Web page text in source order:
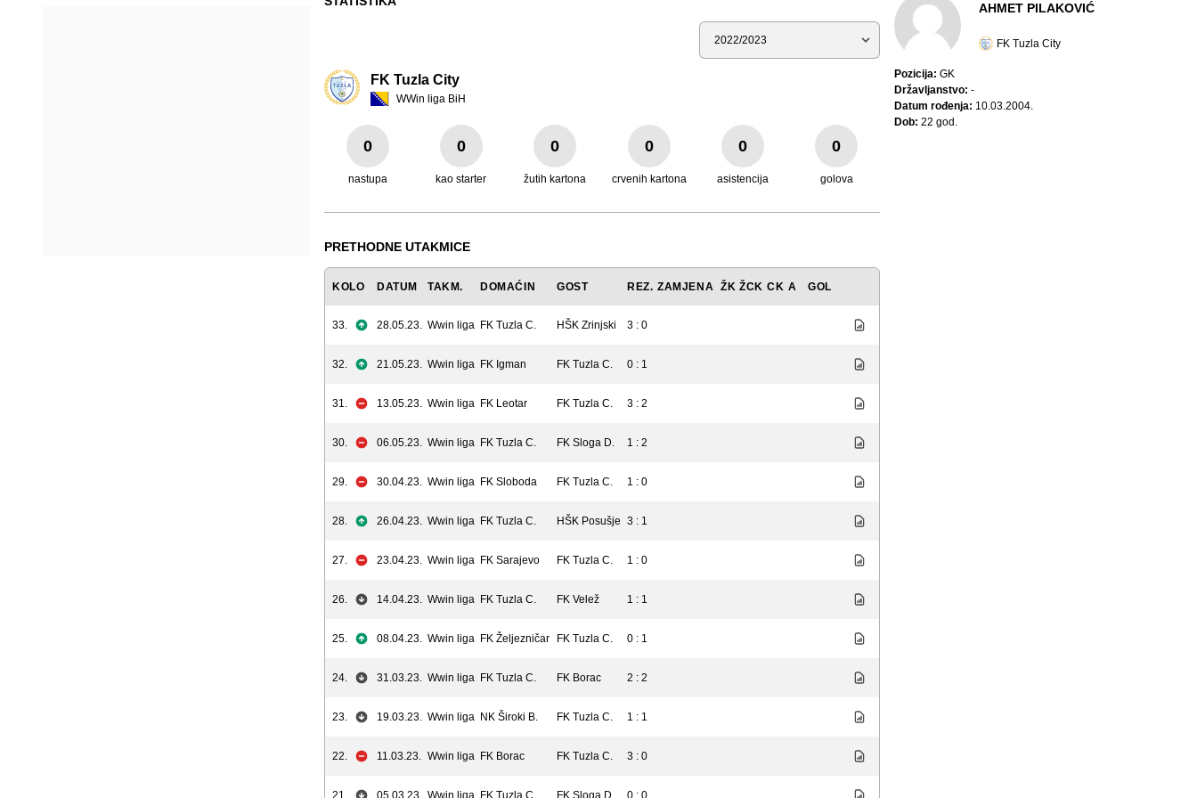
Sezona
FK Tuzla City
WWin liga BiH
0
nastupa
0
kao starter
0
žutih kartona
0
crvenih kartona
0
asistencija
0
golova
PRETHODNE UTAKMICE
KOLO DATUM TAKM. DOMAĆIN GOST REZ. ZAMJENA ŽK ŽCK CK A GOL
33. 28.05.23. Wwin liga FK Tuzla C. HŠK Zrinjski 3 : 0
32. 21.05.23. Wwin liga FK Igman FK Tuzla C. 0 : 1
31. 13.05.23. Wwin liga FK Leotar FK Tuzla C. 3 : 2
30. 06.05.23. Wwin liga FK Tuzla C. FK Sloga D. 1 : 2
29. 30.04.23. Wwin liga FK Sloboda FK Tuzla C. 1 : 0
28. 26.04.23. Wwin liga FK Tuzla C. HŠK Posušje 3 : 1
27. 23.04.23. Wwin liga FK Sarajevo FK Tuzla C. 1 : 0
26. 14.04.23. Wwin liga FK Tuzla C. FK Velež 1 : 1
25. 08.04.23. Wwin liga FK Željezničar FK Tuzla C. 0 : 1
24. 31.03.23. Wwin liga FK Tuzla C. FK Borac 2 : 2
23. 19.03.23. Wwin liga NK Široki B. FK Tuzla C. 1 : 1
22. 11.03.23. Wwin liga FK Borac FK Tuzla C. 3 : 0
21. 05.03.23. Wwin liga FK Tuzla C. FK Sloga D. 0 : 0
AHMET PILAKOVIĆ
FK Tuzla City
Pozicija: GK
Državljanstvo: -
Datum rođenja: 10.03.2004.
Dob: 22 god.